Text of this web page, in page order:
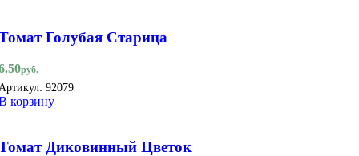
Голубая Старица
руб.
92079
корзину
Диковинный Цветок